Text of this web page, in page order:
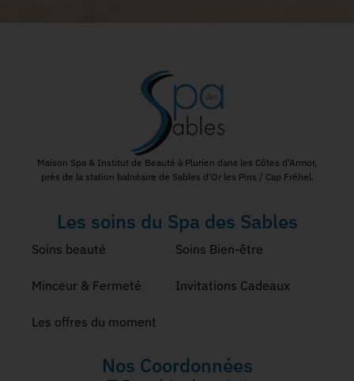
Maison Spa & Institut de Beauté à Plurien dans les Côtes d’Armor,
près de la station balnéaire de Sables d’Or les Pins / Cap Fréhel.
Les soins du Spa des Sables
Soins beauté Soins Bien-être
Minceur & Fermeté Invitations Cadeaux
Les offres du moment
Nos Coordonnées